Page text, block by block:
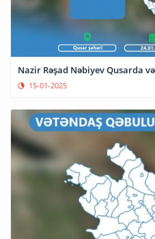
Nazir Rəşad Nəbiyev Qusarda
15-01-2025